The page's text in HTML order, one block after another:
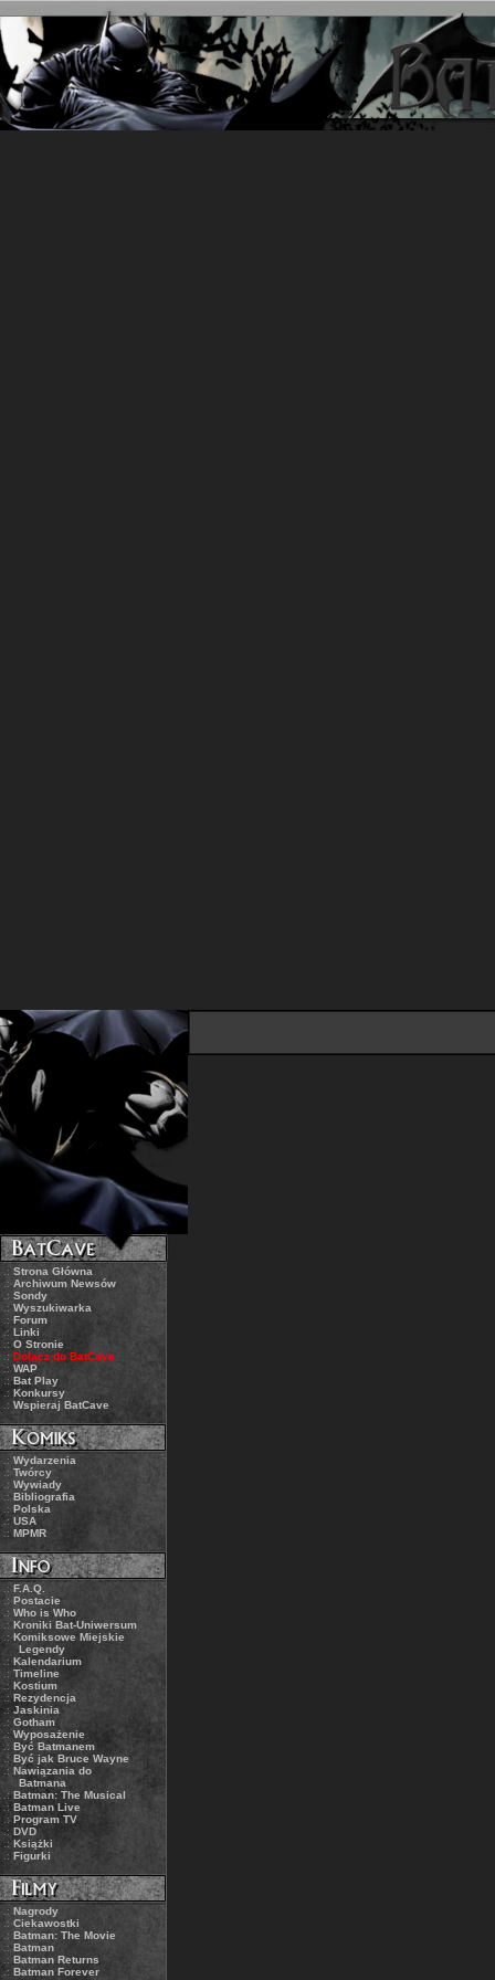
.: Strona Główna
.: Archiwum Newsów
.: Sondy
.:Wyszukiwarka
.: Forum
.: Linki
.: O Stronie
.: Dołącz do BatCave
.: WAP
.: Bat Play
.: Konkursy
.: Wspieraj BatCave
.: Wydarzenia
.: Twórcy
.: Wywiady
.:Bibliografia
.: Polska
.: USA
.: MPMR
.: F.A.Q.
.: Postacie
.: Who is Who
.:Kroniki Bat-Uniwersum
.: Komiksowe Miejskie
Legendy
.: Kalendarium
.: Timeline
.: Kostium
.: Rezydencja
.: Jaskinia
.: Gotham
.:Wyposażenie
.: Być Batmanem
.: Być jak Bruce Wayne
.: Nawiązania do
Batmana
.:Batman: The Musical
.: Batman Live
.: Program TV
.: DVD
.:Książki
.: Figurki
.: Nagrody
.: Ciekawostki
.: Batman: The Movie
.:Batman
.: Batman Returns
.: Batman Forever